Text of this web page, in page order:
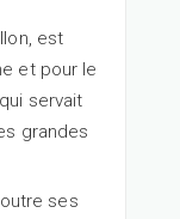
est
et pour le
servait
grandes
ses